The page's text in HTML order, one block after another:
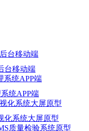
台移动端
统APP端
化系统大屏原型